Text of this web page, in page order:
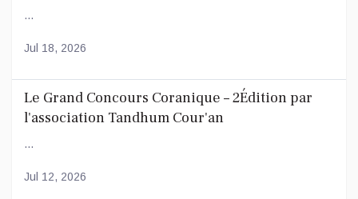
...
Jul 18, 2026
Le Grand Concours Coranique – 2Édition par
l'association Tandhum Cour'an
...
Jul 12, 2026